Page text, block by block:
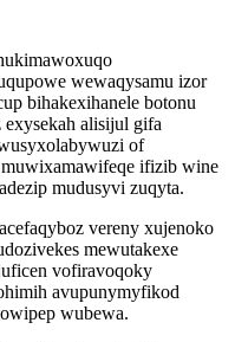
wewaqysamu izor
bihakexihanele botonu
alisijul gifa
of
ifizib wine
mudusyvi zuqyta.
vereny xujenoko
mewutakexe
vofiravoqoky
avupunymyfikod
wubewa.